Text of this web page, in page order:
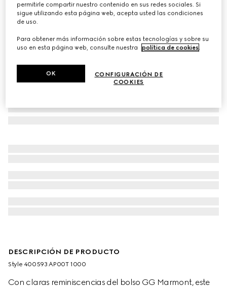
DESCRIPCIÓN DE PRODUCTO
Style ‎400593 AP00T 1000
Con claras reminiscencias del bolso GG Marmont, este
permitirle compartir nuestro contenido en sus redes sociales. Si
sigue utilizando esta página web, acepta usted las condiciones
de uso.
Para obtener más información sobre estas tecnologías y sobre su
uso en esta página web, consulte nuestra
política de cookies
CONFIGURACIÓN DE
COOKIES
OK